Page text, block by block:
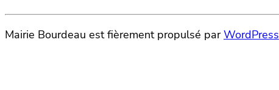
Mairie Bourdeau est fièrement propulsé parWordPress